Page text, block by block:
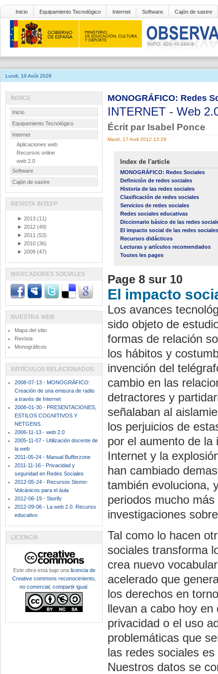
Inicio Equipamiento Tecnológico Internet Software Cajón de sastre
Lundi, 10 Août 2026
MONOGRÁFICO: Redes
INTERNET - Web
Écrit par Isabel Ponce
Mardi, 17 Avril 2012 13:29
Index de l'article
MONOGRÁFICO: Redes Sociales
Definición de redes sociales
Historia de las redes sociales
Clasificación de redes sociales
Servicios de redes sociales
Redes sociales educativas
Diccionario básico de las redes
El impacto social de las redes sociales
Recursos didácticos
Lecturas y artículos recomendados
Toutes les pages
Page 8 sur 10
El impacto
Los avances
sido objeto de
formas de relación
los hábitos y
invención del
cambio en las
detractores y
señalaban al
los perjuicios de
por el aumento de la
Internet y la
han cambiado
también evoluciona,
periodos mucho
investigaciones
Tal como lo hacen
sociales transforma
crea nuevo
acelerado que
los derechos en
llevan a cabo hoy
privacidad o el uso
problemáticas que
las redes sociales
Nuestros datos se
ÍNDICE
Inicio
Equipamiento Tecnológico
Internet
Aplicaciones web
Recursos online
web 2.0
Software
Cajón de sastre
REVISTA INTEFP
► 2013 (11)
► 2012 (49)
► 2011 (53)
► 2010 (36)
► 2009 (47)
MARCADORES SOCIALES
NUESTRA WEB
Mapa del sitio
Revista
Monográficos
ARTÍCULOS RELACIONADOS
2008-07-13 - MONOGRÁFICO:
Creación de una emisora de radio
a través de Internet
2008-01-30 - PRESENTACIONES,
ESTILOS COGNITIVOS Y
NETGENS.
2006-11-13 - web 2.0
2005-11-07 - Utilización docente de
la web
2011-05-24 - Manual Bufferzone
2011-11-16 - Privacidad y
seguridad en Redes Sociales
2012-05-24 - Recursos Sismo-
Volcánicos para el áula
2012-06-19 - Storify
2012-09-06 - La web 2.0. Recurso
educativo
LICENCIA
Este obra está bajo una licencia de
Creative commons reconocimiento,
no comercial, compartir igual